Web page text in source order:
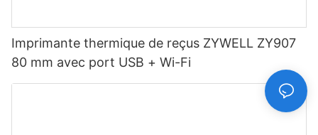
Imprimante thermique de reçus ZYWELL ZY907
80 mm avec port USB + Wi-Fi